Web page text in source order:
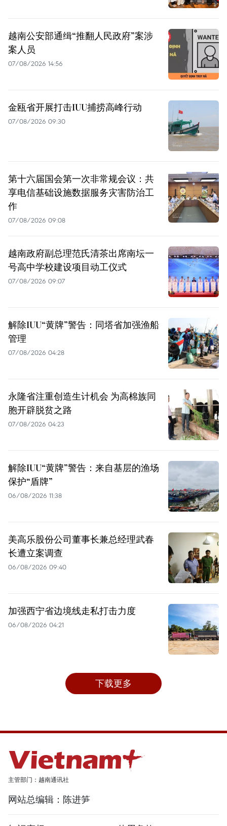
越南公安部通缉“推翻人民政府”案涉
案人员
07/08/2026 14:56
金瓯省开展打击IUU捕捞高峰行动
07/08/2026 09:30
第十六届国会第一次非常规会议：共
享电信基础设施数据服务灾害防治工
作
07/08/2026 09:08
越南政府副总理范氏清茶出席南坛一
号高中学校建设项目动工仪式
07/08/2026 09:07
解除IUU“黄牌”警告：同塔省加强渔船
管理
07/08/2026 04:28
永隆省注重创造生计机会 为高棉族同
胞开辟脱贫之路
07/08/2026 04:23
解除IUU“黄牌”警告：来自基层的渔场
保护“盾牌”
06/08/2026 11:38
美高乐股份公司董事长兼总经理武春
长遭立案调查
06/08/2026 09:40
加强西宁省边境线走私打击力度
06/08/2026 04:21
下载更多
主管部门：越南通讯社
网站总编辑：陈进笋